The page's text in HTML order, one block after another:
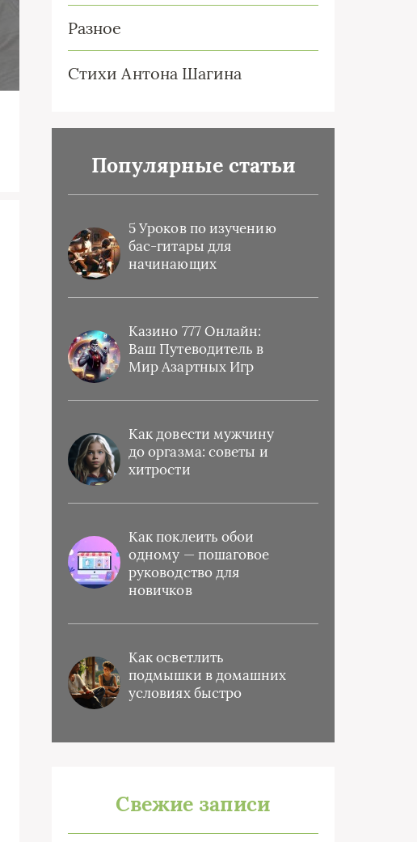
Разное
Стихи Антона Шагина
Популярные статьи
5 Уроков по изучению
бас-гитары для
начинающих
Казино 777 Онлайн:
Ваш Путеводитель в
Мир Азартных Игр
Как довести мужчину
до оргазма: советы и
хитрости
Как поклеить обои
одному — пошаговое
руководство для
новичков
Как осветлить
подмышки в домашних
условиях быстро
Свежие записи